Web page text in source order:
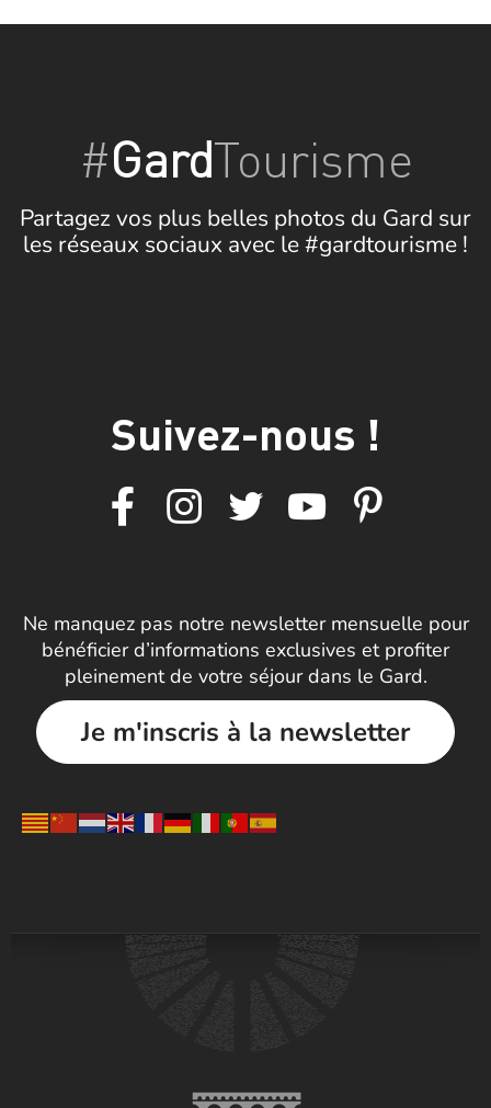
#GardTourisme
Partagez vos plus belles photos du Gard sur
les réseaux sociaux avec le #gardtourisme !
Suivez-nous !
Ne manquez pas notre newsletter mensuelle pour
bénéficier d’informations exclusives et profiter
pleinement de votre séjour dans le Gard.
Je m'inscris à la newsletter